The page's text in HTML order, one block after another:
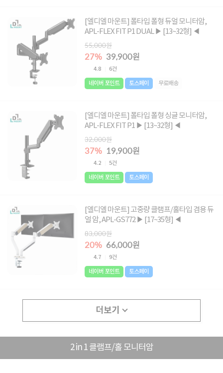
[엘디엘 마운트] 폴타입 폴형 듀얼 모니터암,
APL-FLEX FIT P1 DUAL ▶ [13~32형] ◀
55,000원
27% 39,900원
4.8 6건
네이버 포인트 토스페이 무료배송
[엘디엘 마운트] 폴타입 폴형 싱글 모니터암,
APL-FLEX FIT P1 ▶ [13~32형] ◀
32,000원
37% 19,900원
4.2 5건
네이버 포인트 토스페이
[엘디엘 마운트] 고중량 클램프/홀타입 겸용 듀
얼 암, APL-GS772 ▶ [17~35형] ◀
83,000원
20% 66,000원
4.7 9건
네이버 포인트 토스페이
더보기
2 in 1 클램프/홀 모니터암